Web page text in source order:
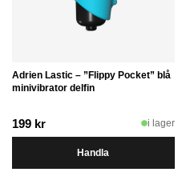
Adrien Lastic – ”Flippy Pocket” blå
minivibrator delfin
199 kr i lager
Handla